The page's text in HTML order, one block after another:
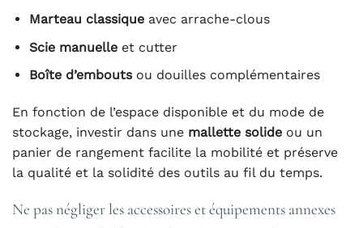
Marteau classiqueavec arrache-clous
Scie manuelleet cutter
Boîte d’emboutsou douilles complémentaires
En fonction de l’espace disponible et du mode de
stockage, investir dans une mallette solide ou un
panier de rangement facilite la mobilité et préserve
la qualité et la solidité des outils au fil du temps.
Ne pas négliger les accessoires et équipements annexes